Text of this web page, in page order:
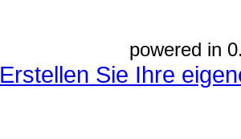
powered in
Erstellen Sie Ihre